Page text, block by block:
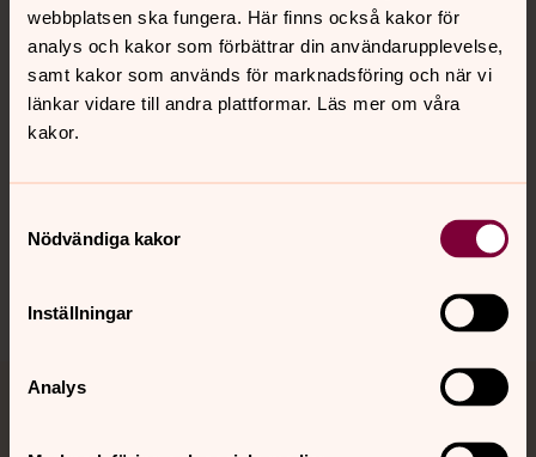
webbplatsen ska fungera. Här finns också kakor för
analys och kakor som förbättrar din användarupplevelse,
samt kakor som används för marknadsföring och när vi
länkar vidare till andra plattformar. Läs mer om våra
kakor.
Nödvändiga kakor
Inställningar
Analys
Kalender
Hitta snabbt
Sociala kanaler